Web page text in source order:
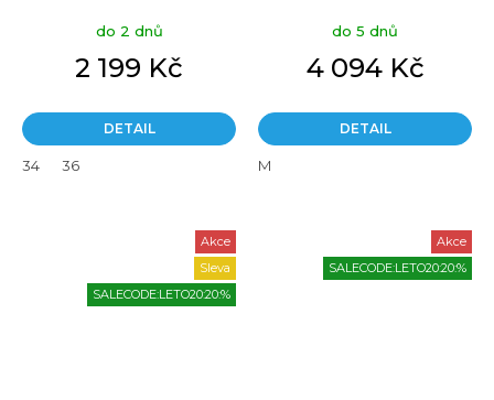
do 2 dnů
2 199 Kč
DETAIL
34 36
do 5 dnů
4 094 Kč
DETAIL
M
Akce
Sleva
SALECODE:LETO20:20:%
Akce
SALECODE:LETO20:20:%